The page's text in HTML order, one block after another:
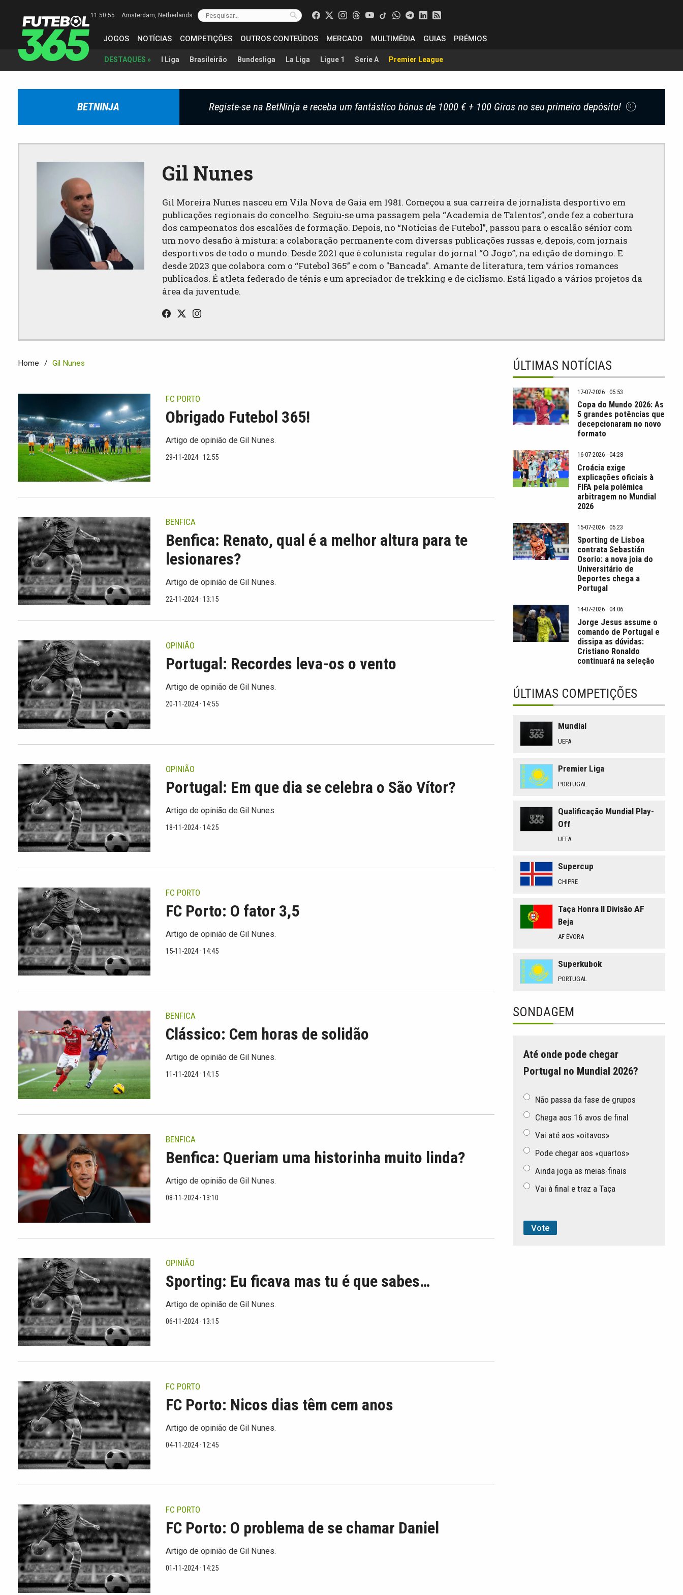
11:50:56 Amsterdam, Netherlands
JOGOS NOTÍCIAS COMPETIÇÕES OUTROS CONTEÚDOS MERCADO MULTIMÉDIA GUIAS PRÉMIOS
DESTAQUES » I Liga Brasileirão Bundesliga La Liga Ligue 1 Serie A Premier League
BETNINJA Registe-se na BetNinja e receba um fantástico bónus de 1000 € + 100 Giros no seu primeiro depósito! 18+
Gil Nunes
Gil Moreira Nunes nasceu em Vila Nova de Gaia em 1981. Começou a sua carreira de jornalista desportivo em
publicações regionais do concelho. Seguiu-se uma passagem pela “Academia de Talentos”, onde fez a cobertura
dos campeonatos dos escalões de formação. Depois, no “Notícias de Futebol”, passou para o escalão sénior com
um novo desafio à mistura: a colaboração permanente com diversas publicações russas e, depois, com jornais
desportivos de todo o mundo. Desde 2021 que é colunista regular do jornal “O Jogo”, na edição de domingo. E
desde 2023 que colabora com o “Futebol 365” e com o "Bancada". Amante de literatura, tem vários romances
publicados. É atleta federado de ténis e um apreciador de trekking e de ciclismo. Está ligado a vários projetos da
área da juventude.
Home Gil Nunes
FC PORTO
Obrigado Futebol 365!
Artigo de opinião de Gil Nunes.
29-11-2024 · 12:55
BENFICA
Benfica: Renato, qual é a melhor altura para te
lesionares?
Artigo de opinião de Gil Nunes.
22-11-2024 · 13:15
OPINIÃO
Portugal: Recordes leva-os o vento
Artigo de opinião de Gil Nunes.
20-11-2024 · 14:55
OPINIÃO
Portugal: Em que dia se celebra o São Vítor?
Artigo de opinião de Gil Nunes.
18-11-2024 · 14:25
FC PORTO
FC Porto: O fator 3,5
Artigo de opinião de Gil Nunes.
15-11-2024 · 14:45
BENFICA
Clássico: Cem horas de solidão
Artigo de opinião de Gil Nunes.
11-11-2024 · 14:15
BENFICA
Benfica: Queriam uma historinha muito linda?
Artigo de opinião de Gil Nunes.
08-11-2024 · 13:10
OPINIÃO
Sporting: Eu ficava mas tu é que sabes…
Artigo de opinião de Gil Nunes.
06-11-2024 · 13:15
FC PORTO
FC Porto: Nicos dias têm cem anos
Artigo de opinião de Gil Nunes.
04-11-2024 · 12:45
FC PORTO
FC Porto: O problema de se chamar Daniel
Artigo de opinião de Gil Nunes.
01-11-2024 · 14:25
ÚLTIMAS NOTÍCIAS
17-07-2026 · 05:53
Copa do Mundo 2026: As
5 grandes potências que
decepcionaram no novo
formato
16-07-2026 · 04:28
Croácia exige
explicações oficiais à
FIFA pela polémica
arbitragem no Mundial
2026
15-07-2026 · 05:23
Sporting de Lisboa
contrata Sebastián
Osorio: a nova joia do
Universitário de
Deportes chega a
Portugal
14-07-2026 · 04:06
Jorge Jesus assume o
comando de Portugal e
dissipa as dúvidas:
Cristiano Ronaldo
continuará na seleção
ÚLTIMAS COMPETIÇÕES
Mundial
UEFA
Premier Liga
PORTUGAL
Qualificação Mundial Play-
Off
UEFA
Supercup
CHIPRE
Taça Honra II Divisão AF
Beja
AF ÉVORA
Superkubok
PORTUGAL
SONDAGEM
Até onde pode chegar
Portugal no Mundial 2026?
Não passa da fase de grupos
Chega aos 16 avos de final
Vai até aos «oitavos»
Pode chegar aos «quartos»
Ainda joga as meias-finais
Vai à final e traz a Taça